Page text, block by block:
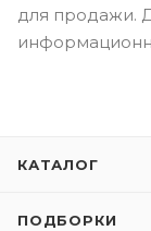
для продажи.
КАТАЛОГ
ПОДБОРКИ